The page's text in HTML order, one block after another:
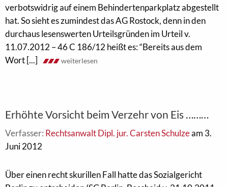
verbotswidrig auf einem Behindertenparkplatz abgestellt
hat. So sieht es zumindest das AG Rostock, denn in den
durchaus lesenswerten Urteilsgründen im Urteil v.
11.07.2012 – 46 C 186/12 heißt es: “Bereits aus dem
Wort [...]
weiterlesen
Erhöhte Vorsicht beim Verzehr von Eis ………
Verfasser: Rechtsanwalt Dipl. jur. Carsten Schulzeam 3.
Juni 2012
Über einen recht skurillen Fall hatte das Sozialgericht